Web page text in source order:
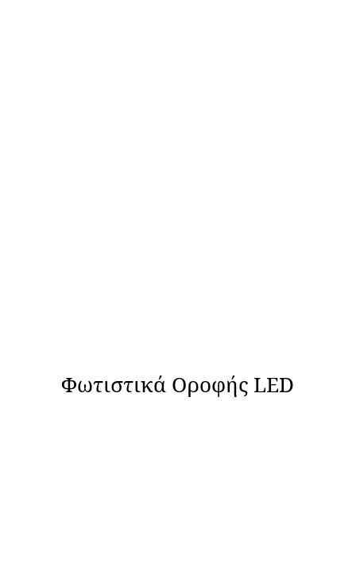
Φωτιστικά Οροφής LED